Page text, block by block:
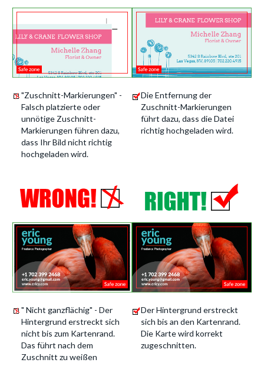
"Zuschnitt-Markierungen" -
Falsch platzierte oder
unnötige Zuschnitt-
Markierungen führen dazu,
dass Ihr Bild nicht richtig
hochgeladen wird.
Die Entfernung der
Zuschnitt-Markierungen
führt dazu, dass die Datei
richtig hochgeladen wird.
" Nicht ganzflächig" - Der
Hintergrund erstreckt sich
nicht bis zum Kartenrand.
Das führt nach dem
Zuschnitt zu weißen
Der Hintergrund erstreckt
sich bis an den Kartenrand.
Die Karte wird korrekt
zugeschnitten.